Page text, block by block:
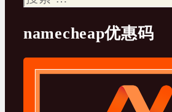
namecheap优惠码